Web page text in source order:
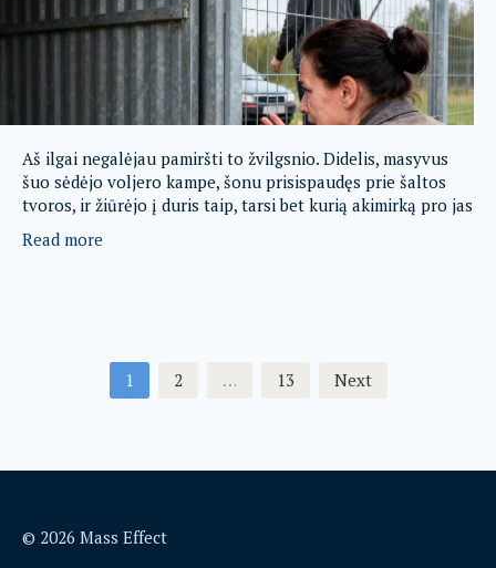
Aš ilgai negalėjau pamiršti to žvilgsnio. Didelis, masyvus
šuo sėdėjo voljero kampe, šonu prisispaudęs prie šaltos
tvoros, ir žiūrėjo į duris taip, tarsi bet kurią akimirką pro jas
Read more
1 2 … 13 Next
© 2026 Mass Effect